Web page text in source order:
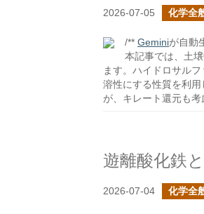
2026-07-05 化学全
/** Geminiが自動
本記事では、土
ます。ハイドロサル
溶性にする性質を利
が、キレート還元も
遊離酸化鉄
2026-07-04 化学全